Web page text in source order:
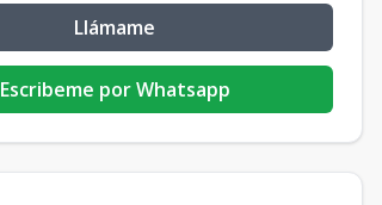
Llámame
Escribeme por Whatsapp